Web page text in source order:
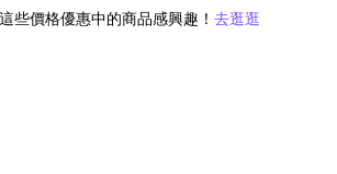
些價格優惠中的商品感興趣！ 去逛逛